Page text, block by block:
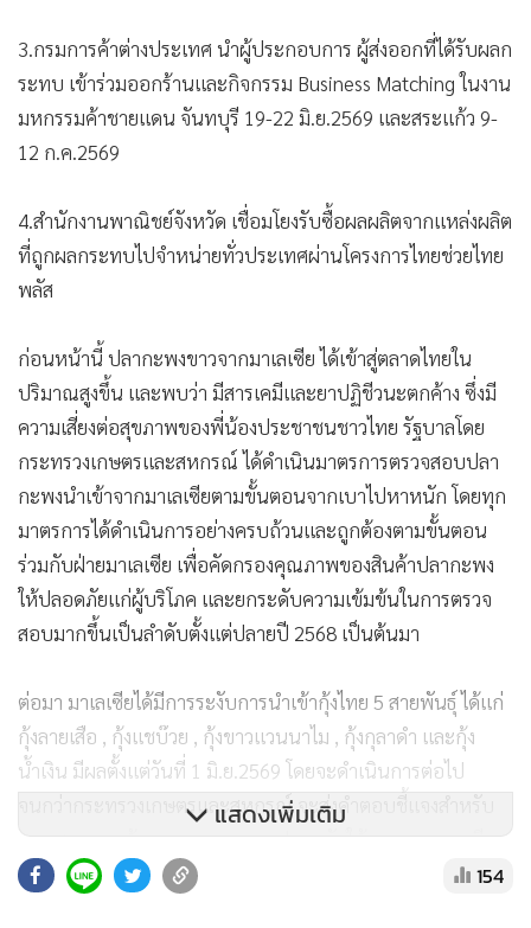
3.กรมการค้าต่างประเทศ นำผู้ประกอบการ ผู้ส่งออกที่ได้รับผลก
ระทบ เข้าร่วมออกร้านและกิจกรรม Business Matching ในงาน
มหกรรมค้าชายแดน จันทบุรี 19-22 มิ.ย.2569 และสระแก้ว 9-
12 ก.ค.2569
4.สำนักงานพาณิชย์จังหวัด เชื่อมโยงรับซื้อผลผลิตจากแหล่งผลิต
ที่ถูกผลกระทบไปจำหน่ายทั่วประเทศผ่านโครงการไทยช่วยไทย
พลัส
ก่อนหน้านี้ ปลากะพงขาวจากมาเลเซีย ได้เข้าสู่ตลาดไทยใน
ปริมาณสูงขึ้น และพบว่า มีสารเคมีและยาปฏิชีวนะตกค้าง ซึ่งมี
ความเสี่ยงต่อสุขภาพของพี่น้องประชาชนชาวไทย รัฐบาลโดย
กระทรวงเกษตรและสหกรณ์ ได้ดำเนินมาตรการตรวจสอบปลา
กะพงนำเข้าจากมาเลเซียตามขั้นตอนจากเบาไปหาหนัก โดยทุก
มาตรการได้ดำเนินการอย่างครบถ้วนและถูกต้องตามขั้นตอน
ร่วมกับฝ่ายมาเลเซีย เพื่อคัดกรองคุณภาพของสินค้าปลากะพง
ให้ปลอดภัยแก่ผู้บริโภค และยกระดับความเข้มข้นในการตรวจ
สอบมากขึ้นเป็นลำดับตั้งแต่ปลายปี 2568 เป็นต้นมา
ต่อมา มาเลเซียได้มีการระงับการนำเข้ากุ้งไทย 5 สายพันธุ์ ได้แก่
กุ้งลายเสือ , กุ้งแชบ๊วย , กุ้งขาวแวนนาไม , กุ้งกุลาดำ และกุ้ง
น้ำเงิน มีผลตั้งแต่วันที่ 1 มิ.ย.2569 โดยจะดำเนินการต่อไป
จนกว่ากระทรวงเกษตรและสหกรณ์ จะส่งคำตอบชี้แจงสำหรับ
แบบสอบถามด้านมาตรฐานความปลอดภัยให้ทางการมาเลเซีย
อย่างครบถ้วน จึงจะมีการนำมาประเมินมาตรการนี้ใหม่อีกครั้ง
แสดงเพิ่มเติม
154